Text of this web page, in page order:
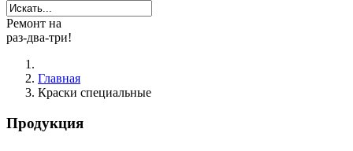
Ремонт на
раз-два-три!
Главная
Краски специальные
Продукция